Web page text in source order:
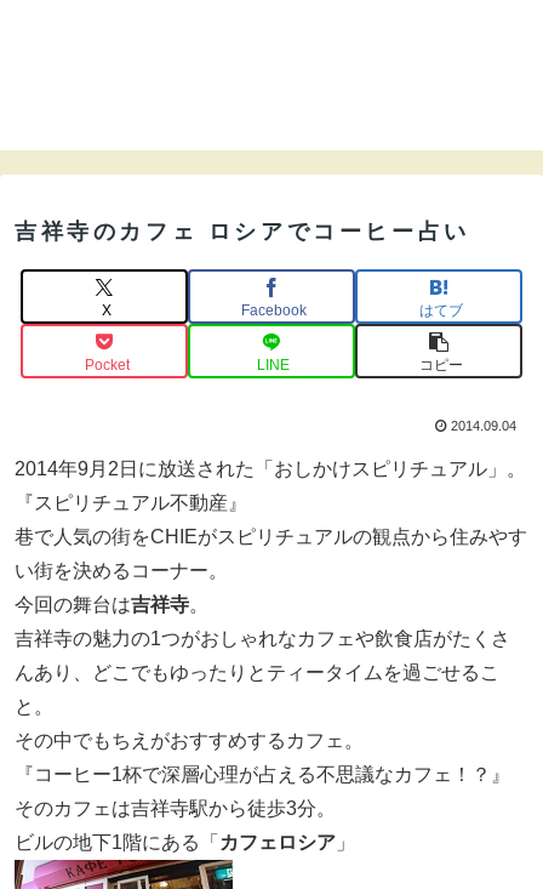
吉祥寺のカフェ ロシアでコーヒー占い
X Facebook はてブ
Pocket LINE コピー
2014.09.04
2014年9月2日に放送された「おしかけスピリチュアル」。
『スピリチュアル不動産』
巷で人気の街をCHIEがスピリチュアルの観点から住みやす
い街を決めるコーナー。
今回の舞台は吉祥寺。
吉祥寺の魅力の1つがおしゃれなカフェや飲食店がたくさ
んあり、どこでもゆったりとティータイムを過ごせるこ
と。
その中でもちえがおすすめするカフェ。
『コーヒー1杯で深層心理が占える不思議なカフェ！？』
そのカフェは吉祥寺駅から徒歩3分。
ビルの地下1階にある「 カフェロシア 」